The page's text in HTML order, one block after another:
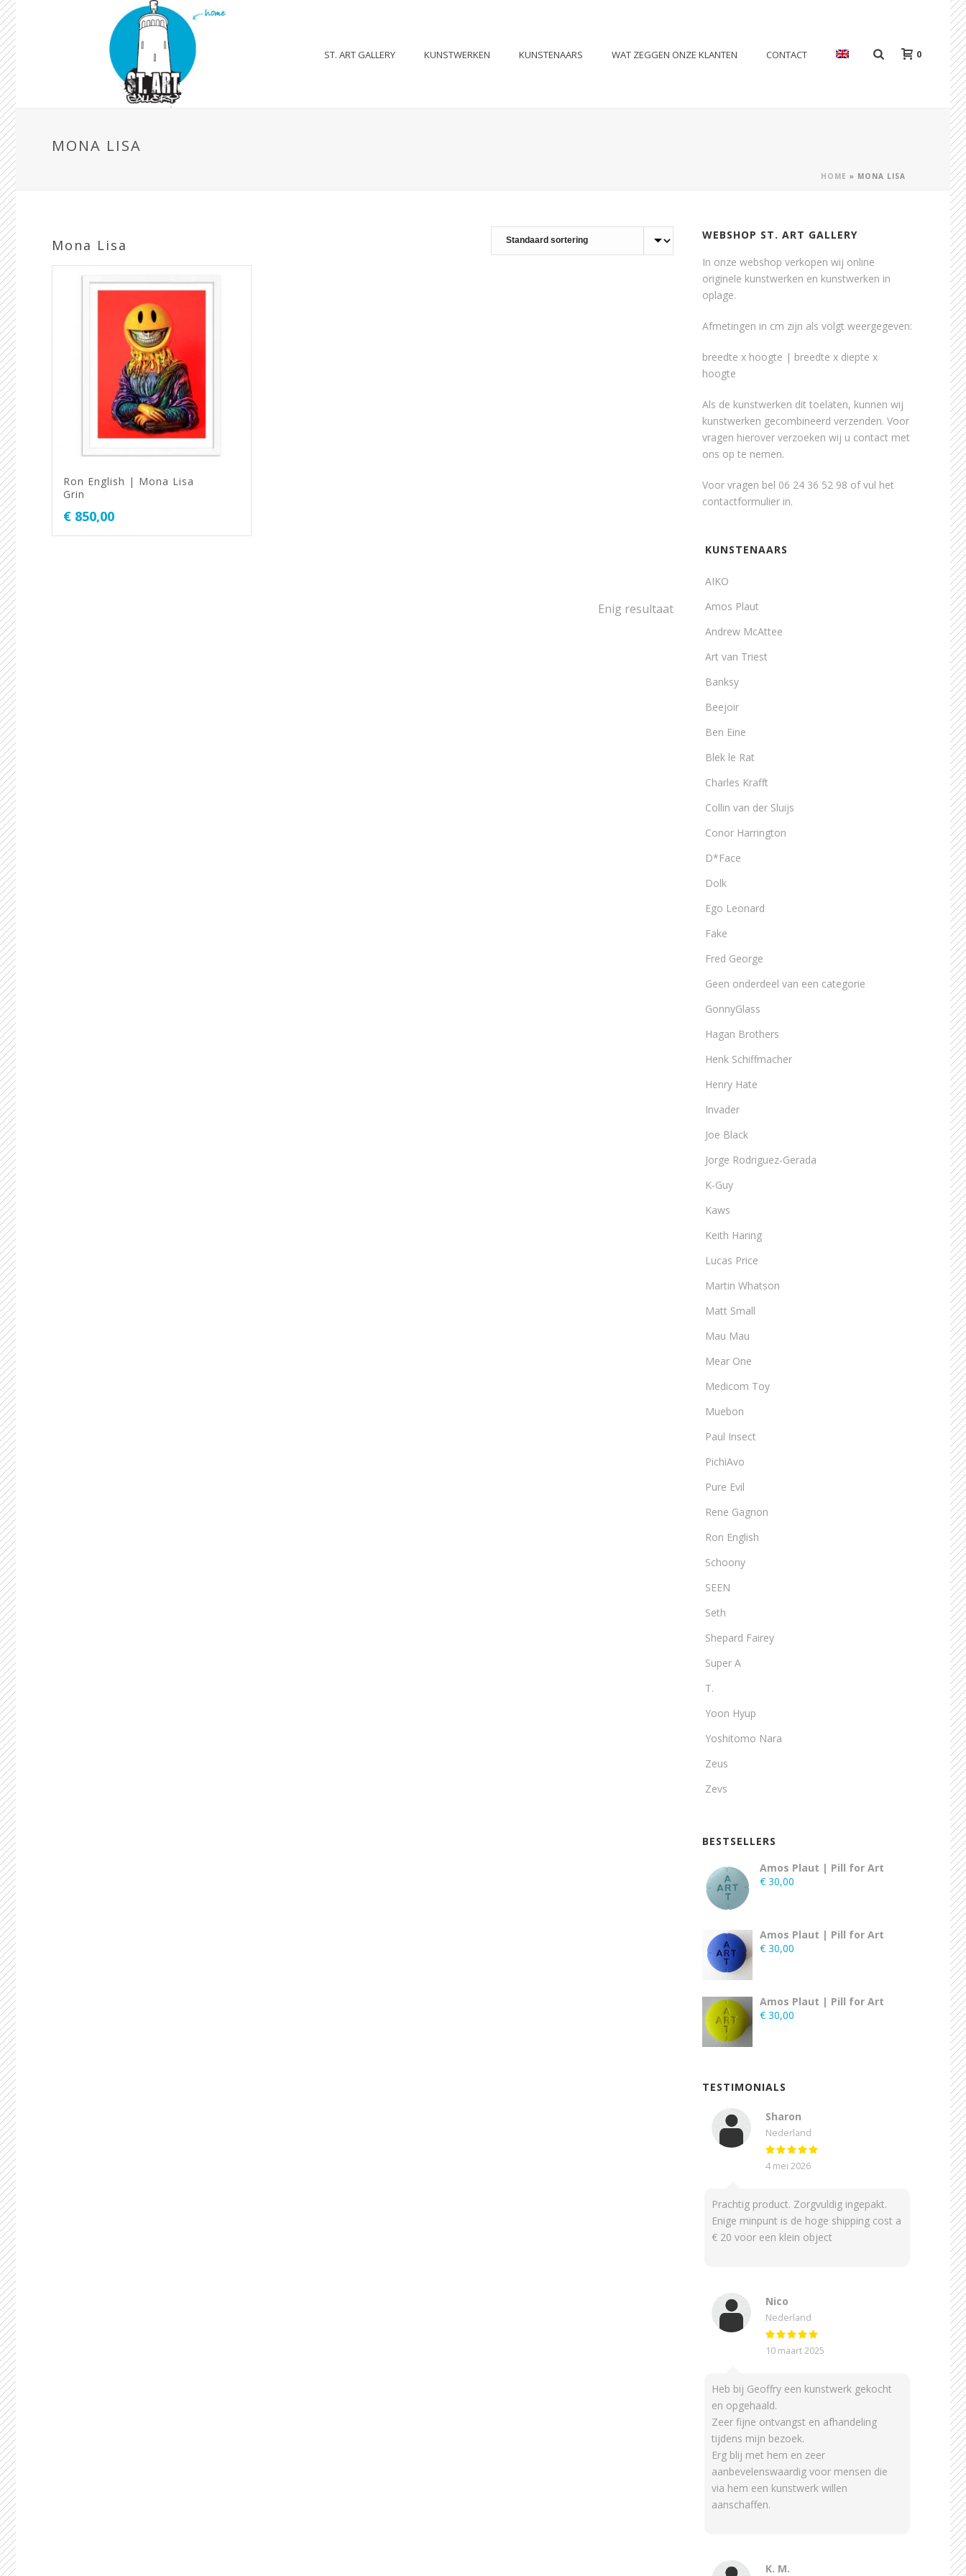
ST. ART GALLERY KUNSTWERKEN KUNSTENAARS WAT ZEGGEN ONZE KLANTEN CONTACT 0
MONA LISA
HOME » MONA LISA
Mona Lisa
Ron English | Mona Lisa
Grin
€ 850,00
Enig resultaat
WEBSHOP ST. ART GALLERY
In onze webshop verkopen wij online
originele kunstwerken en kunstwerken in
oplage.
Afmetingen in cm zijn als volgt weergegeven:
breedte x hoogte | breedte x diepte x
hoogte
Als de kunstwerken dit toelaten, kunnen wij
kunstwerken gecombineerd verzenden. Voor
vragen hierover verzoeken wij u contact met
ons op te nemen.
Voor vragen bel 06 24 36 52 98 of vul het
contactformulier in.
KUNSTENAARS
AIKO
Amos Plaut
Andrew McAttee
Art van Triest
Banksy
Beejoir
Ben Eine
Blek le Rat
Charles Krafft
Collin van der Sluijs
Conor Harrington
D*Face
Dolk
Ego Leonard
Fake
Fred George
Geen onderdeel van een categorie
GonnyGlass
Hagan Brothers
Henk Schiffmacher
Henry Hate
Invader
Joe Black
Jorge Rodriguez-Gerada
K-Guy
Kaws
Keith Haring
Lucas Price
Martin Whatson
Matt Small
Mau Mau
Mear One
Medicom Toy
Muebon
Paul Insect
PichiAvo
Pure Evil
Rene Gagnon
Ron English
Schoony
SEEN
Seth
Shepard Fairey
Super A
T.
Yoon Hyup
Yoshitomo Nara
Zeus
Zevs
BESTSELLERS
Amos Plaut | Pill for Art
€ 30,00
Amos Plaut | Pill for Art
€ 30,00
Amos Plaut | Pill for Art
€ 30,00
TESTIMONIALS
Sharon
Nederland
4 mei 2026
Prachtig product. Zorgvuldig ingepakt.
Enige minpunt is de hoge shipping cost a
€ 20 voor een klein object
Nico
Nederland
10 maart 2025
Heb bij Geoffry een kunstwerk gekocht
en opgehaald.
Zeer fijne ontvangst en afhandeling
tijdens mijn bezoek.
Erg blij met hem en zeer
aanbevelenswaardig voor mensen die
via hem een kunstwerk willen
aanschaffen.
K. M.